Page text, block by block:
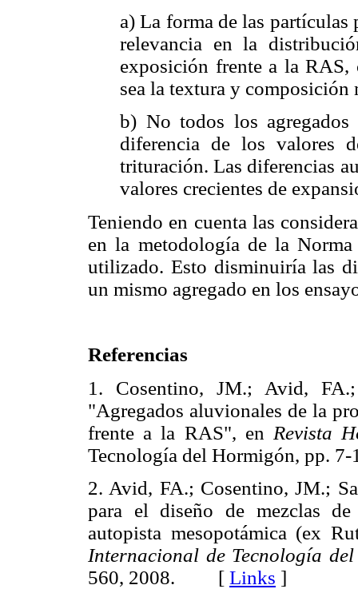
a) La forma de las
relevancia en la
exposición frente a la
sea la textura y composición
b) No todos los
diferencia de los valores
trituración. Las diferencias
valores crecientes de
Teniendo en cuenta las
en la metodología de la
utilizado. Esto disminuiría las
un mismo agregado en los
Referencias
1. Cosentino, JM.; Avid,
"Agregados aluvionales de la
frente a la RAS", en Revista
Tecnología del Hormigón,
2. Avid, FA.; Cosentino, JM.;
para el diseño de mezclas
autopista mesopotámica (ex
Internacional de Tecnología
560, 2008. [ Links ]